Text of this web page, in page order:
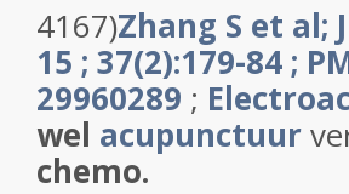
4167)Zhang S et al;
15 ; 37(2):179-84 ;
29960289 ;
wel acupunctuur
chemo.